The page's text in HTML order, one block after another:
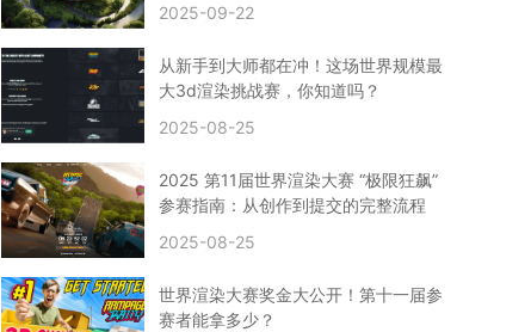
CPU渲染
Arnold案例
vr渲染器
效果图渲染 免费云渲染
Autodesk
2D转3D
SU渲染 圣诞短片
风暴幽灵船
云渲染大咖专访
CG电影云渲染案例
Houdini建模案例
CG人物制作
Maya基础知识
Blender渲染技巧
3ds Max资讯
3ds Max教程
CG软件资讯
3d云渲染
3dmax渲染
Substance Painter
vray网络渲染
SAAS渲染农场
Lumion
ZBrush技巧
SketchUp教程
3dmax 渲染慢
2025-09-22
从新手到大师都在冲！这场世界规模最
大3d渲染挑战赛，你知道吗？
2025-08-25
2025 第11届世界渲染大赛 “极限狂飙”
参赛指南：从创作到提交的完整流程
2025-08-25
世界渲染大赛奖金大公开！第十一届参
赛者能拿多少？